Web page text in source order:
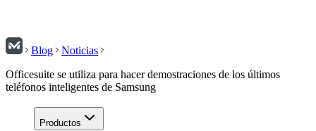
Blog
Noticias
Officesuite se utiliza para hacer demostraciones de los últimos
teléfonos inteligentes de Samsung
Productos